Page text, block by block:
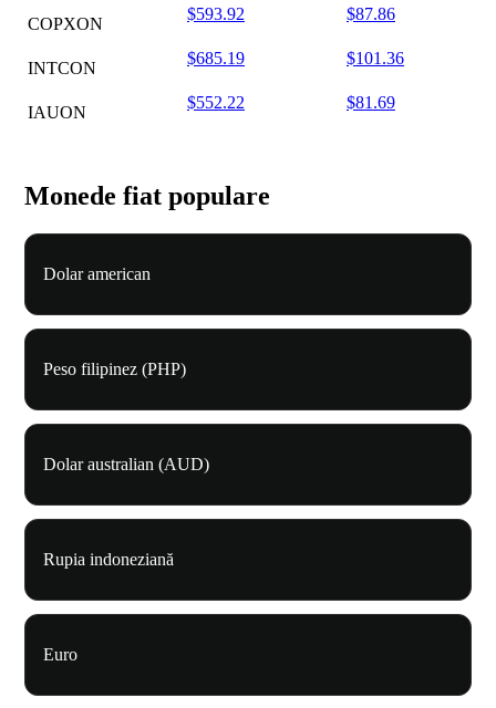
COPXON
$593.92 $87.86
INTCON
$685.19 $101.36
IAUON
$552.22 $81.69
Monede fiat populare
Dolar american
Peso filipinez (PHP)
Dolar australian (AUD)
Rupia indoneziană
Euro